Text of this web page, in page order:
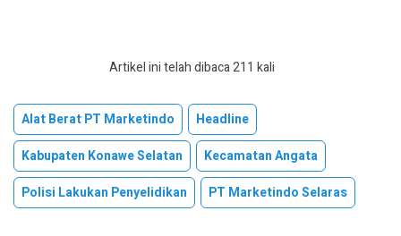
Artikel ini telah dibaca 211 kali
Alat Berat PT Marketindo
Headline
Kabupaten Konawe Selatan
Kecamatan Angata
Polisi Lakukan Penyelidikan
PT Marketindo Selaras